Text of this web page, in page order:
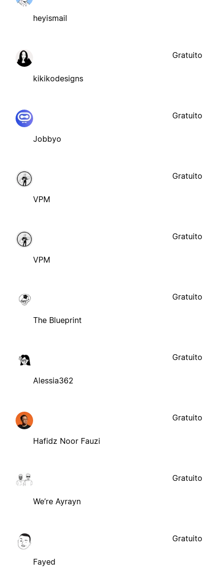
heyismail
kikikodesigns
Gratuito
Jobbyo
Gratuito
VPM
Gratuito
VPM
Gratuito
The Blueprint
Gratuito
Alessia362
Gratuito
Hafidz Noor Fauzi
Gratuito
We’re Ayrayn
Gratuito
Fayed
Gratuito